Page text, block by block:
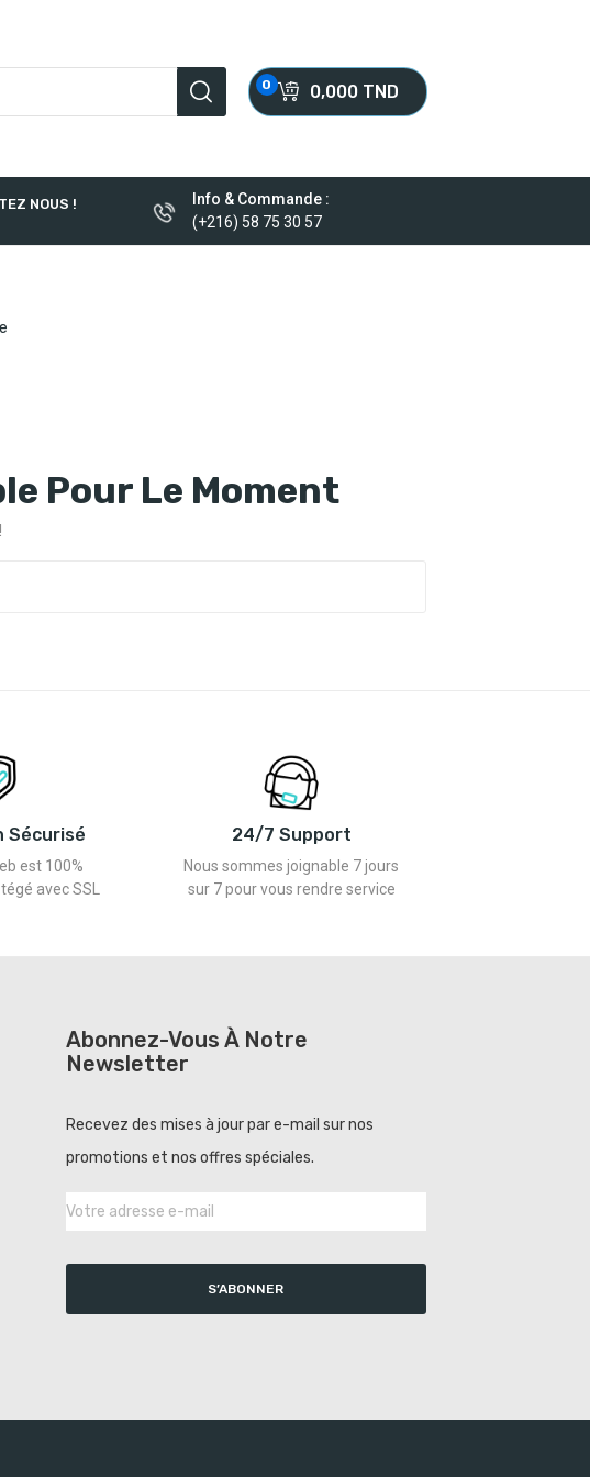
0,000 TND
0
NOUS !
Info & Commande :
(+216) 58 75 30 57
Pour Le Moment
Sécurisé
est 100%
avec SSL
24/7 Support
Nous sommes joignable 7 jours
sur 7 pour vous rendre service
Abonnez-Vous À Notre
Newsletter
Recevez des mises à jour par e-mail sur nos
promotions et nos offres spéciales.
S’ABONNER